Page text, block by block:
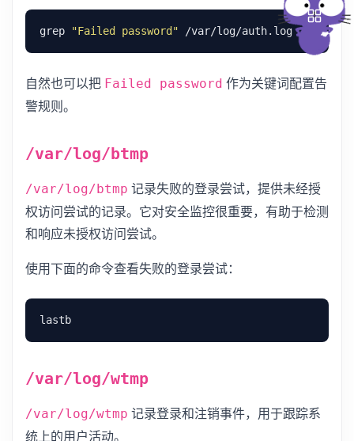
grep "Failed password"
自然也可以把 Failed password 作为关键词配置告
警规则。
/var/log/btmp
/var/log/btmp 记录失败的登录尝试，提供未经授
权访问尝试的记录。它对安全监控很重要，有助于检测
和响应未授权访问尝试。
使用下面的命令查看失败的登录尝试：
/var/log/wtmp
/var/log/wtmp 记录登录和注销事件，用于跟踪系
统上的用户活动。